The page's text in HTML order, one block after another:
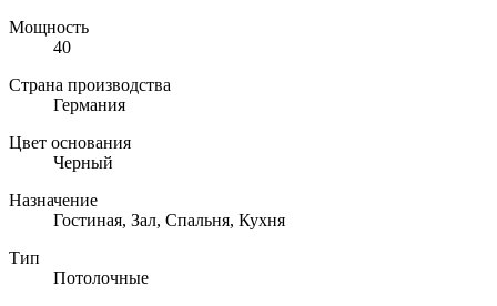
Мощность
40
Страна производства
Германия
Цвет основания
Черный
Назначение
Гостиная, Зал, Спальня, Кухня
Тип
Потолочные